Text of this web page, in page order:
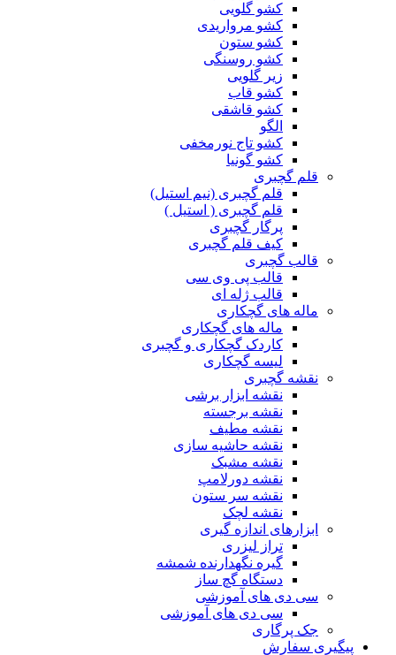
کشو گلویی
کشو مرواریدی
کشو ستون
کشو روسنگی
زیر گلویی
کشو قاب
کشو قاشقی
الگو
کشو تاج نورمخفی
کشو گونیا
قلم گچبری
قلم گچبری (نیم استیل)
قلم گچبری ( استیل )
پرگار گچبری
کیف قلم گچبری
قالب گچبری
قالب پی وی سی
قالب ژله ای
ماله های گچکاری
ماله های گچکاری
کاردک گچکاری و گچبری
لیسه گچکاری
نقشه گچبری
نقشه ابزار برشی
نقشه برجسته
نقشه مطیف
نقشه حاشیه سازی
نقشه مشبک
نقشه دورلامپ
نقشه سر ستون
نقشه لچک
ابزارهای اندازه گیری
تراز لیزری
گیره نگهدارنده شمشه
دستگاه گچ ساز
سی دی های آموزشی
سی دی های آموزشی
جک پرگاری
پیگیری سفارش